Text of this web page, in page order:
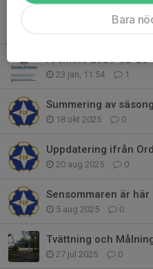
Dokumentation
Årsmöte 2026-02-28
23 jan, 11:54 1
Summering av
18 okt 2025 0
Uppdatering ifrån
20 aug 2025 0
Sensommaren är
5 aug 2025 0
Tvättning och
27 jul 2025 0
Bara